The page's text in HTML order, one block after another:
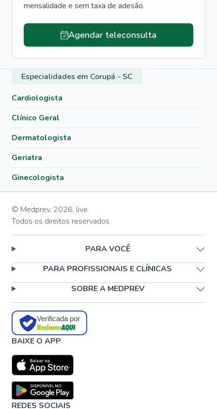
mensalidade e sem taxa de adesão.
Agendar teleconsulta
Especialidades em Corupá - SC
Cardiologista
Clínico Geral
Dermatologista
Geriatra
Ginecologista
© Medprev, 2026, live
Todos os direitos reservados
PARA VOCÊ
PARA PROFISSIONAIS E CLÍNICAS
SOBRE A MEDPREV
Verificada por
BAIXE O APP
REDES SOCIAIS